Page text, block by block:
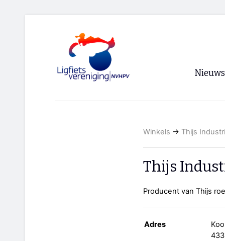
Nieuws
Archief
RSS
Winkels → Thijs
Thijs
Producent van Thijs
Adres